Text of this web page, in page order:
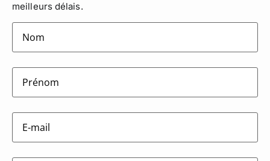
meilleurs délais.
lastname(Nécessaire)
firstname(Nécessaire)
E-
mail(Nécessaire)